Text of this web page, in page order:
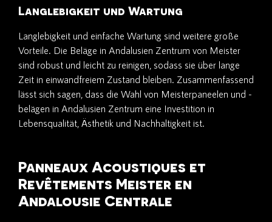
Langlebigkeit und Wartung
Langlebigkeit und einfache Wartung sind weitere große
Vorteile. Die Beläge in Andalusien Zentrum von Meister
sind robust und leicht zu reinigen, sodass sie über lange
Zeit in einwandfreiem Zustand bleiben. Zusammenfassend
lässt sich sagen, dass die Wahl von Meisterpaneelen und -
belägen in Andalusien Zentrum eine Investition in
Lebensqualität, Ästhetik und Nachhaltigkeit ist.
Panneaux Acoustiques et
Revêtements Meister en
Andalousie Centrale